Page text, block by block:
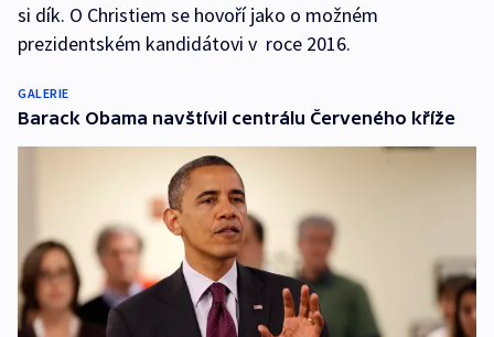
si dík. O Christiem se hovoří jako o možném
prezidentském kandidátovi v roce 2016.
GALERIE
Barack Obama navštívil centrálu Červeného kříže